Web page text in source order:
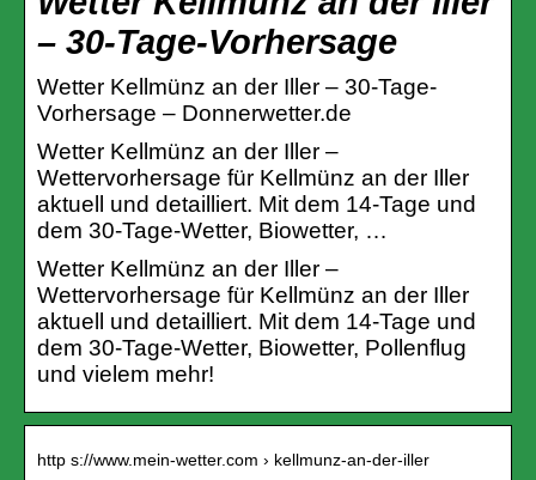
– 30-Tage-Vorhersage
Wetter Kellmünz an der Iller – 30-Tage-
Vorhersage – Donnerwetter.de
Wetter Kellmünz an der Iller –
Wettervorhersage für Kellmünz an der Iller
aktuell und detailliert. Mit dem 14-Tage und
dem 30-Tage-Wetter, Biowetter, …
Wetter Kellmünz an der Iller –
Wettervorhersage für Kellmünz an der Iller
aktuell und detailliert. Mit dem 14-Tage und
dem 30-Tage-Wetter, Biowetter, Pollenflug
und vielem mehr!
http s://www.mein-wetter.com › kellmunz-an-der-iller